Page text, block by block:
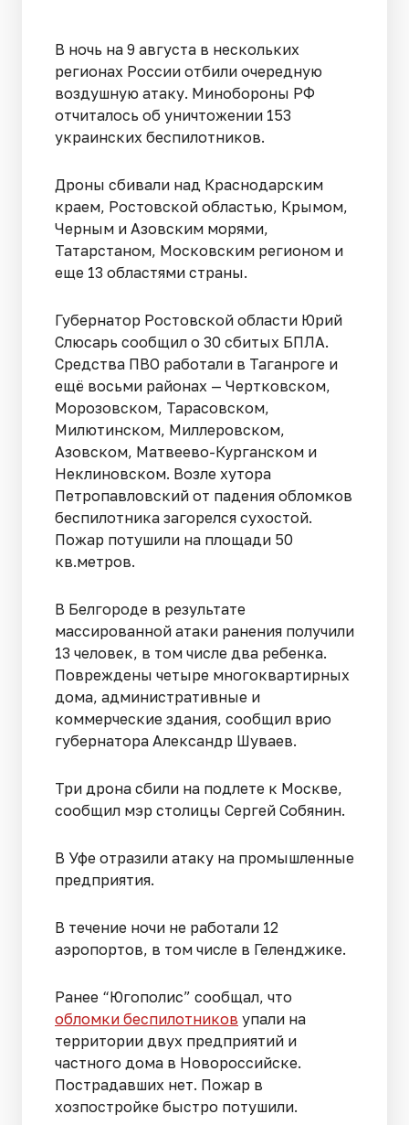
В ночь на 9 августа в нескольких
регионах России отбили очередную
воздушную атаку. Минобороны РФ
отчиталось об уничтожении 153
украинских беспилотников.
Дроны сбивали над Краснодарским
краем, Ростовской областью, Крымом,
Черным и Азовским морями,
Татарстаном, Московским регионом и
еще 13 областями страны.
Губернатор Ростовской области Юрий
Слюсарь сообщил о 30 сбитых БПЛА.
Средства ПВО работали в Таганроге и
ещё восьми районах — Чертковском,
Морозовском, Тарасовском,
Милютинском, Миллеровском,
Азовском, Матвеево-Курганском и
Неклиновском. Возле хутора
Петропавловский от падения обломков
беспилотника загорелся сухостой.
Пожар потушили на площади 50
кв.метров.
В Белгороде в результате
массированной атаки ранения получили
13 человек, в том числе два ребенка.
Повреждены четыре многоквартирных
дома, административные и
коммерческие здания, сообщил врио
губернатора Александр Шуваев.
Три дрона сбили на подлете к Москве,
сообщил мэр столицы Сергей Собянин.
В Уфе отразили атаку на промышленные
предприятия.
В течение ночи не работали 12
аэропортов, в том числе в Геленджике.
Ранее “Югополис” сообщал, что
обломки беспилотников упали на
территории двух предприятий и
частного дома в Новороссийске.
Пострадавших нет. Пожар в
хозпостройке быстро потушили.